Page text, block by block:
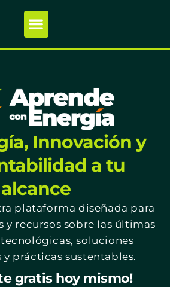
Innovación y
a tu
alcance
plataforma diseñada para
y recursos sobre las últimas
soluciones
y prácticas sustentables.
gratis hoy mismo!